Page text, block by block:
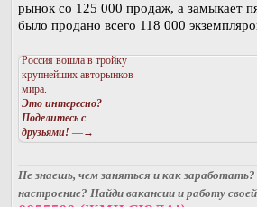
рынок со 125 000 продаж, а замыкает
было продано всего 118 000
Россия вошла в тройку
крупнейших авторынков
мира.
Это интересно?
Поделитесь с
друзьями! —→
Не знаешь, чем заняться и как заработать?
настроение? Найди вакансии и работу